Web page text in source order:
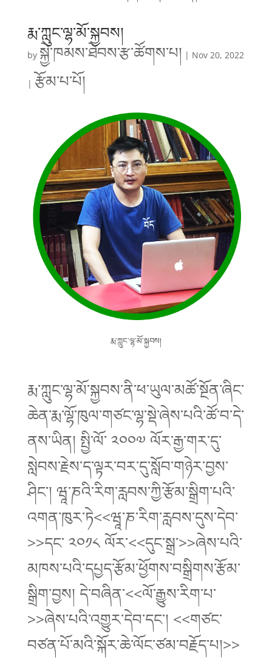
རྨ་ཀླུང་ལྷ་མོ་སྐྱབས།
by སྐྱེ་ཁམས་ཐེབས་རྩ་ཚོགས་པ། | Nov 20, 2022
| རྩོམ་པ་པོ།
རྨ་ཀླུང་ལྷ་མོ་སྐྱབས།
རྨ་ཀླུང་ལྷ་མོ་སྐྱབས་ནི་ཕ་ཡུལ་མཚོ་སྔོན་ཞིང་
ཆེན་རྨ་ལྷོ་ཁུལ་གཙང་ལྷ་སྡེ་ཞེས་པའི་ཚོ་བ་དེ་
ནས་ཡིན། སྤྱི་ལོ་ ༢༠༠༧ ལོར་རྒྱ་གར་དུ་
སླེབས་རྗེས་ད་ལྟར་བར་དུ་སློབ་གཉེར་བྱས་
ཤིང་། ཝཱ་ཎའི་རིག་རླབས་ཀྱི་རྩོམ་སྒྲིག་པའི་
འགན་ཁུར་ཏེ<<ཝཱ་ཎ་རིག་རླབས་དུས་དེབ་
>>དང་ ༢༠༡༨ ལོར་<<དུང་སྒྲ་>>ཞེས་པའི་
མཁས་པའི་དཔྱད་རྩོམ་ཕྱོགས་བསྒྲིགས་རྩོམ་
སྒྲིག་བྱས། དེ་བཞིན་<<ལོ་རྒྱུས་རིག་པ་
>>ཞེས་པའི་འགྱུར་དེབ་དང་། <<གཙང་
བཙན་པོ་མའི་སྐོར་ཆེ་ལོང་ཙམ་བརྗོད་པ།>>